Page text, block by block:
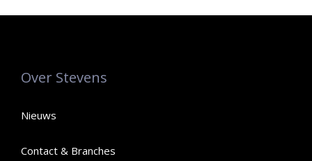
Over Stevens
Nieuws
Contact & Branches